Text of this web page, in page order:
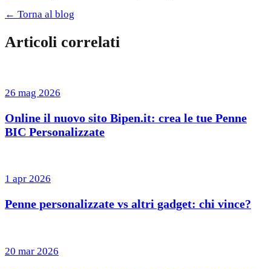
← Torna al blog
Articoli correlati
26 mag 2026
Online il nuovo sito Bipen.it: crea le tue Penne
BIC Personalizzate
1 apr 2026
Penne personalizzate vs altri gadget: chi vince?
20 mar 2026